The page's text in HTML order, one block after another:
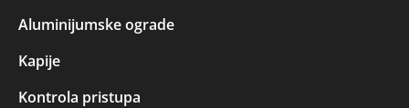
Aluminijumske ograde
Kapije
Kontrola pristupa